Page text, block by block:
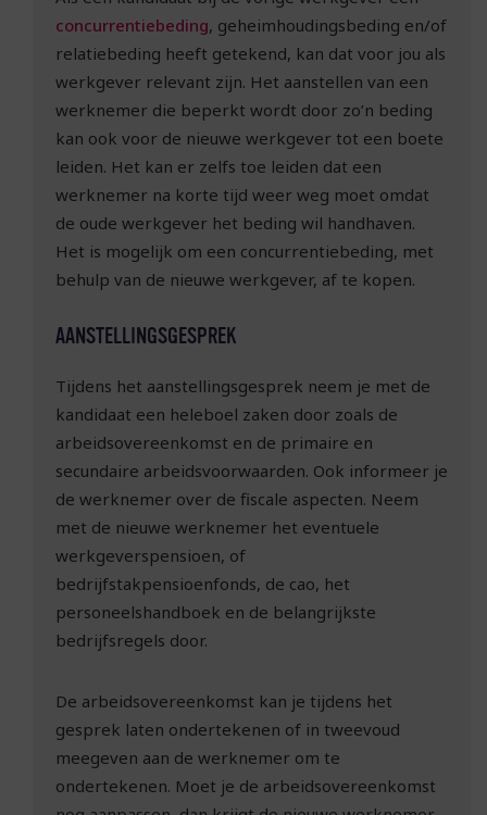
concurrentiebeding, geheimhoudingsbeding en/of
relatiebeding heeft getekend, kan dat voor jou als
werkgever relevant zijn. Het aanstellen van een
werknemer die beperkt wordt door zo’n beding
kan ook voor de nieuwe werkgever tot een boete
leiden. Het kan er zelfs toe leiden dat een
werknemer na korte tijd weer weg moet omdat
de oude werkgever het beding wil handhaven.
Het is mogelijk om een concurrentiebeding, met
behulp van de nieuwe werkgever, af te kopen.
AANSTELLINGSGESPREK
Tijdens het aanstellingsgesprek neem je met de
kandidaat een heleboel zaken door zoals de
arbeidsovereenkomst en de primaire en
secundaire arbeidsvoorwaarden. Ook informeer je
de werknemer over de fiscale aspecten. Neem
met de nieuwe werknemer het eventuele
werkgeverspensioen, of
bedrijfstakpensioenfonds, de cao, het
personeelshandboek en de belangrijkste
bedrijfsregels door.
De arbeidsovereenkomst kan je tijdens het
gesprek laten ondertekenen of in tweevoud
meegeven aan de werknemer om te
ondertekenen. Moet je de arbeidsovereenkomst